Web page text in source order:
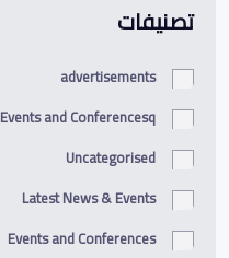
تصنيفات
advertisements
Events and Conferencesq
Uncategorised
Latest News & Events
Events and Conferences